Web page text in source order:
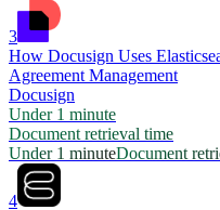
3
How Docusign Uses
Agreement Management
Docusign
Under 1 minute
Document retrieval time
Under 1 minuteDocument
4